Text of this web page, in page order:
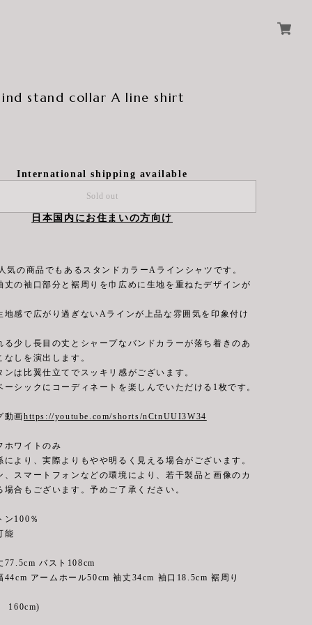
stand collar A line shirt
International shipping available
Sold out
日本国内にお住まいの方向け
気の商品でもあるスタンドカラーAラインシャツです。
丈の袖口部分と裾周りを巾広めに生地を重ねたデザインが
地感で広がり過ぎないAラインが上品な雰囲気を印象付け
る少し長目の丈とシャープなバンドカラーが落ち着きのあ
なしを演出します。
ンは比翼仕立てでスッキリ感がございます。
ーシックにコーディネートを楽しんでいただける1枚です。
動画https://youtube.com/shorts/nCtnUUI3W34
ワイトのみ
より、実際よりもやや明るく見える場合がございます。
、スマートフォンなどの環境により、若干製品と画像のカ
場合もございます。予めご了承ください。
100％
バスト108cm
ームホール50cm 袖丈34cm 袖口18.5cm 裾周り
160cm)